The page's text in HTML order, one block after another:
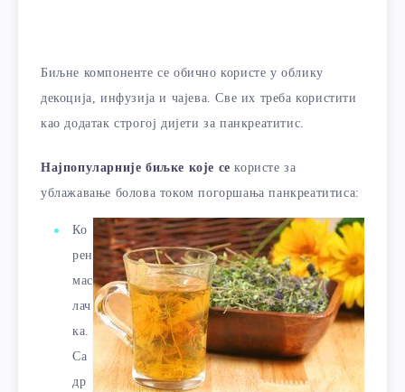
Биљне компоненте се обично користе у облику
декоција, инфузија и чајева. Све их треба користити
као додатак строгој дијети за панкреатитис.
Најпопуларније биљке које се користе за
ублажавање болова током погоршања панкреатитиса:
Ко
рен
мас
лач
ка.
Са
др